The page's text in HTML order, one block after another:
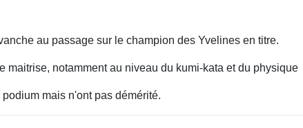
au passage sur le champion des Yvelines en titre.
notamment au niveau du kumi-kata et du physique
mais n'ont pas démérité.